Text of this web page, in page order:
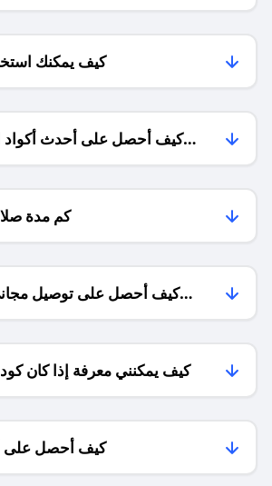
كيف يمكنك
كيف أحصل على أحدث أكواد
كم مدة
كيف أحصل على توصيل
كيف يمكنني معرفة إذا كان
كيف أحصل على